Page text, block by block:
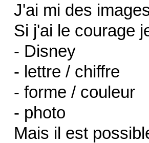
J'ai mi des
Si j'ai le courage
- Disney
- lettre / chiffre
- forme / couleur
- photo
Mais il est